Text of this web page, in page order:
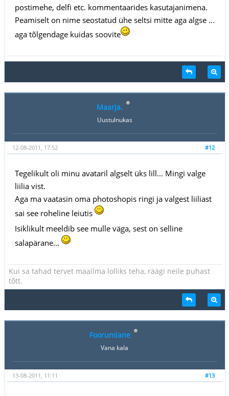
postimehe, delfi etc. kommentaarides kasutajanimena.
Peamiselt on nime seostatud ühe seltsi mitte aga algse ...
aga tõlgendage kuidas soovite
Maarja.
Uustulnukas
#12
12-08-2011, 17:52
Tegelikult oli minu avataril algselt üks lill... Mingi valge
liilia vist.
Aga ma vaatasin oma photoshopis ringi ja valgest liiliast
sai see roheline leiutis
Isiklikult meeldib see mulle väga, sest on selline
salapärane...
Kui sa tahad tervet maailma lolliks teha, räägi neile puhast
tõtt.
Foorumlane
Vana kala
#13
13-08-2011, 11:11